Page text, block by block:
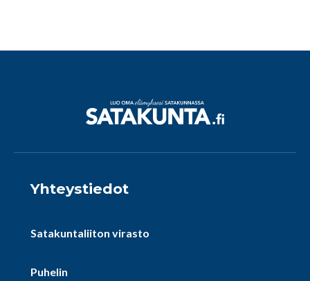
Yhteystiedot
Satakuntaliiton virasto
Puhelin